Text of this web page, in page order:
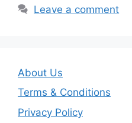
Leave a comment
About Us
Terms & Conditions
Privacy Policy